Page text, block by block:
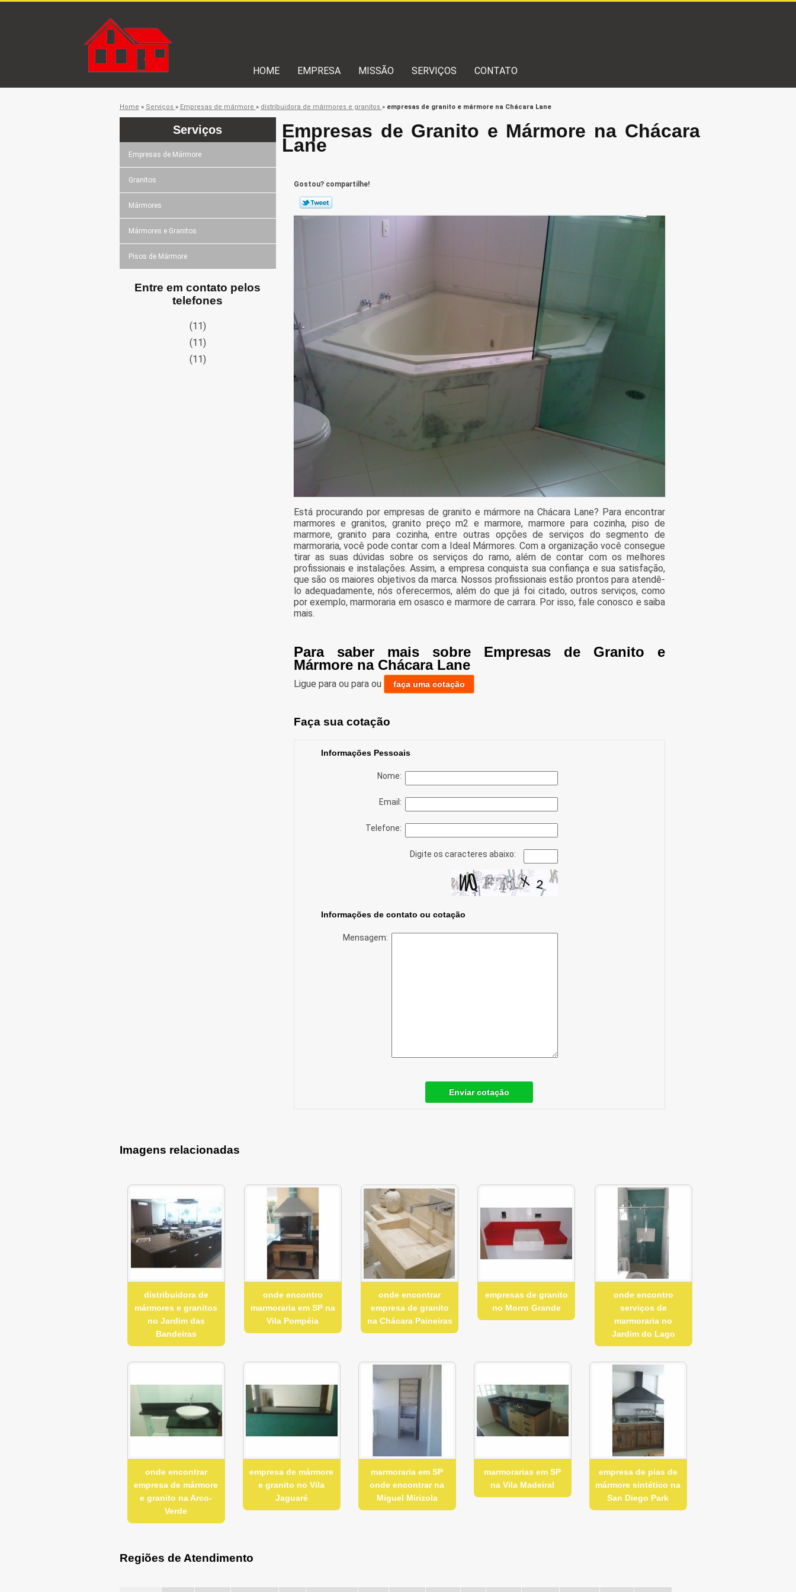
HOME EMPRESA MISSÃO SERVIÇOS CONTATO
Home » Serviços » Empresas de mármore » distribuidora de mármores e granitos » empresas de granito e mármore na Chácara Lane
Serviços
Empresas de Mármore
Granitos
Mármores
Mármores e Granitos
Pisos de Mármore
Entre em contato pelos
telefones
(11)
(11)
(11)
Empresas de Granito e Mármore na Chácara
Lane
Gostou? compartilhe!
Está procurando por empresas de granito e mármore na Chácara Lane? Para encontrar
marmores e granitos, granito preço m2 e marmore, marmore para cozinha, piso de
marmore, granito para cozinha, entre outras opções de serviços do segmento de
marmoraria, você pode contar com a Ideal Mármores. Com a organização você consegue
tirar as suas dúvidas sobre os serviços do ramo, além de contar com os melhores
profissionais e instalações. Assim, a empresa conquista sua confiança e sua satisfação,
que são os maiores objetivos da marca. Nossos profissionais estão prontos para atendê-
lo adequadamente, nós oferecermos, além do que já foi citado, outros serviços, como
por exemplo, marmoraria em osasco e marmore de carrara. Por isso, fale conosco e saiba
mais.
Para saber mais sobre Empresas de Granito e
Mármore na Chácara Lane
Ligue para ou para ou faça uma cotação
Faça sua cotação
Informações Pessoais
Nome:
Email:
Telefone:
Digite os caracteres abaixo:
Informações de contato ou cotação
Mensagem:
Enviar cotação
Imagens relacionadas
distribuidora de
mármores e granitos
no Jardim das
Bandeiras
onde encontro
marmoraria em SP na
Vila Pompéia
onde encontrar
empresa de granito
na Chácara Paineiras
empresas de granito
no Morro Grande
onde encontro
serviços de
marmoraria no
Jardim do Lago
onde encontrar
empresa de mármore
e granito na Arco-
Verde
empresa de mármore
e granito no Vila
Jaguaré
marmoraria em SP
onde encontrar na
Miguel Mirizola
marmorarias em SP
na Vila Madeiral
empresa de pias de
mármore sintético na
San Diego Park
Regiões de Atendimento